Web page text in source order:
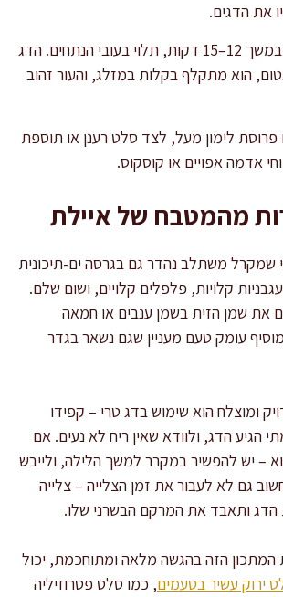
את הדגים.
אופים את הדג במשך 12–15 דקות, תלוי בעובי הנתחים. הדג
הוא מתקלף בקלות במזלג, והעור זהוב
לימון מעל, לצד סלט רענן או תוספת
אדמה אפויים או קוסקוס.
מהמטבח של איילת
שמקרל משתלב נהדר גם בגרסה ים-תיכונית
קלויות, פלפלים קלויים, ושום שלם.
את שמן הזית בשמן ענבים או חמאה
עומק טעם מעניין שגם נשאר בגדר
ומוצלח הוא שימוש בדג טרי – קפידו
הגיע הדג, ולוודא שאין ריח לא נעים. אם
– יש להפשיר במקרר למשך הלילה, ולייבש
גם לא לעבור את זמן הצלייה – צלייה
ותאבד את המרקם הבשרני שלו.
הזה בהגשה מלאה ומתוחכמת, יכול
ירוק עשיר בטעמים, כמו סלט פטרוזיליה